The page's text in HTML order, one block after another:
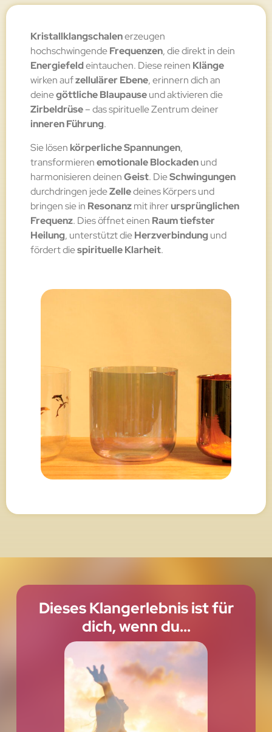
Kristallklangschalenerzeugen
hochschwingendeFrequenzen, die direkt in dein
Energiefeldeintauchen. Diese reinen Klänge
wirken aufzellulärer Ebene, erinnern dich an
deinegöttliche Blaupauseund aktivieren die
Zirbeldrüse– das spirituelle Zentrum deiner
inneren Führung.
Sie lösen körperliche Spannungen,
transformierenemotionale Blockadenund
harmonisieren deinenGeist. DieSchwingungen
durchdringen jedeZelledeines Körpers und
bringen sie in Resonanzmit ihrerursprünglichen
Frequenz. Dies öffnet einen Raum tiefster
Heilung, unterstützt dieHerzverbindungund
fördert diespirituelle Klarheit.
Dieses Klangerlebnis ist für
dich, wenn du...